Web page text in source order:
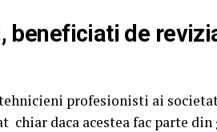
beneficiati de
profesionisti ai
chiar daca acestea fac parte